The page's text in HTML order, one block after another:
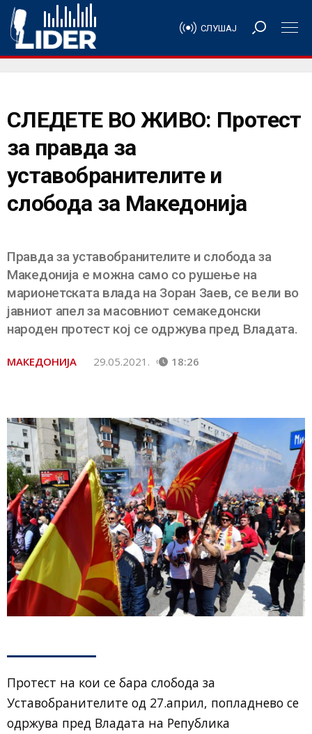
СЛУШАЈ
СЛЕДЕТЕ ВО ЖИВО: Протест
за правда за
уставобранителите и
слобода за Македонија
Правда за уставобранителите и слобода за
Македонија е можна само со рушење на
марионетската влада на Зоран Заев, се вели во
јавниот апел за масовниот семакедонски
народен протест кој се одржува пред Владата.
МАКЕДОНИЈА 29.05.2021. 18:26
Протест на кои се бара слобода за
Уставобранителите од 27.април, попладнево се
одржува пред Владата на Република